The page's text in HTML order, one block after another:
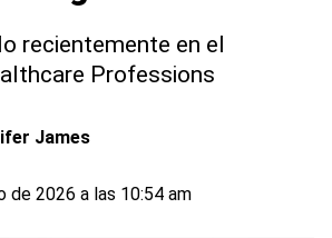
recientemente en el
Professions
James
de 2026 a las 10:54 am